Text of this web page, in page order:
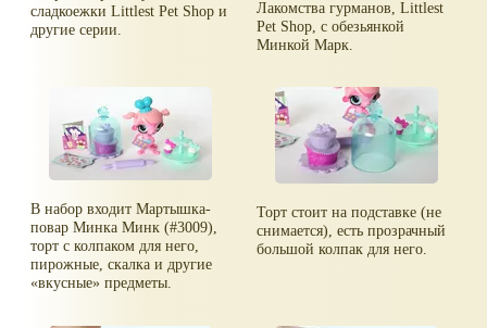
сладкоежки Littlest Pet Shop и
другие серии.
Лакомства гурманов, Littlest
Pet Shop, с обезьянкой
Минкой Марк.
В набор входит Мартышка-
повар Минка Минк (#3009),
торт с колпаком для него,
пирожные, скалка и другие
вкусные
предметы.
Торт стоит на подставке (не
снимается), есть прозрачный
большой колпак для него.